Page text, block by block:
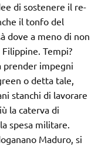
di sostenere il re-
il tonfo del
dove a meno di non
Tempi?
prender impegni
o detta tale,
stanchi di lavorare
la caterva di
spesa militare.
Maduro, si